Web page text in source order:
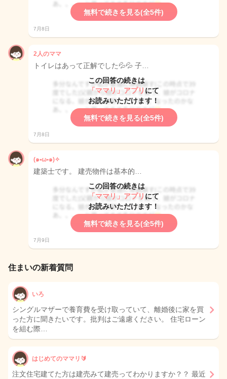
無料で続きを見る(全5件)
7月8日
2人のママ
トイレはあって正解でした💦💦 子…
この回答の続きは
「ママリ」アプリ にて
お読みいただけます！
無料で続きを見る(全5件)
7月8日
(๑•ω•๑)✧
建築士です。 建売物件は基本的…
この回答の続きは
「ママリ」アプリ にて
お読みいただけます！
無料で続きを見る(全5件)
7月9日
住まいの新着質問
いろ
シングルマザーで養育費を受け取っていて、離婚後に家を買
った方に聞きたいです。批判はご遠慮ください。 住宅ローン
を組む際…
はじめてのママリ🔰
注文住宅建てた方は建売みて建売ってわかりますか？？ 最近